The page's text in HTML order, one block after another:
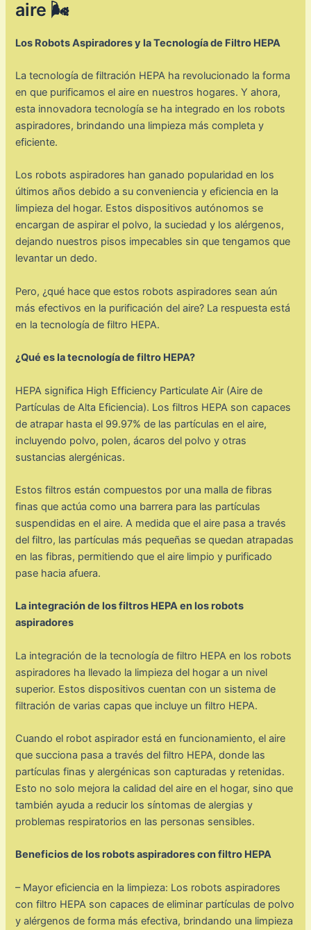
aire 🌬️
Los Robots Aspiradores y la Tecnología de Filtro HEPA
La tecnología de filtración HEPA ha revolucionado la forma
en que purificamos el aire en nuestros hogares. Y ahora,
esta innovadora tecnología se ha integrado en los robots
aspiradores, brindando una limpieza más completa y
eficiente.
Los robots aspiradores han ganado popularidad en los
últimos años debido a su conveniencia y eficiencia en la
limpieza del hogar. Estos dispositivos autónomos se
encargan de aspirar el polvo, la suciedad y los alérgenos,
dejando nuestros pisos impecables sin que tengamos que
levantar un dedo.
Pero, ¿qué hace que estos robots aspiradores sean aún
más efectivos en la purificación del aire? La respuesta está
en la tecnología de filtro HEPA.
¿Qué es la tecnología de filtro HEPA?
HEPA significa High Efficiency Particulate Air (Aire de
Partículas de Alta Eficiencia). Los filtros HEPA son capaces
de atrapar hasta el 99.97% de las partículas en el aire,
incluyendo polvo, polen, ácaros del polvo y otras
sustancias alergénicas.
Estos filtros están compuestos por una malla de fibras
finas que actúa como una barrera para las partículas
suspendidas en el aire. A medida que el aire pasa a través
del filtro, las partículas más pequeñas se quedan atrapadas
en las fibras, permitiendo que el aire limpio y purificado
pase hacia afuera.
La integración de los filtros HEPA en los robots
aspiradores
La integración de la tecnología de filtro HEPA en los robots
aspiradores ha llevado la limpieza del hogar a un nivel
superior. Estos dispositivos cuentan con un sistema de
filtración de varias capas que incluye un filtro HEPA.
Cuando el robot aspirador está en funcionamiento, el aire
que succiona pasa a través del filtro HEPA, donde las
partículas finas y alergénicas son capturadas y retenidas.
Esto no solo mejora la calidad del aire en el hogar, sino que
también ayuda a reducir los síntomas de alergias y
problemas respiratorios en las personas sensibles.
Beneficios de los robots aspiradores con filtro HEPA
– Mayor eficiencia en la limpieza: Los robots aspiradores
con filtro HEPA son capaces de eliminar partículas de polvo
y alérgenos de forma más efectiva, brindando una limpieza